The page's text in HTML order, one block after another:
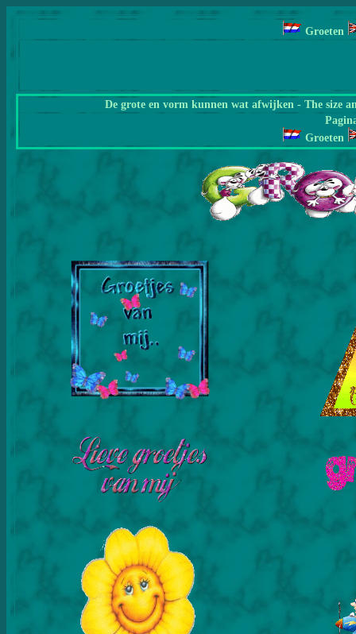
Groeten
De grote en vorm kunnen wat afwijken - The size
Groeten